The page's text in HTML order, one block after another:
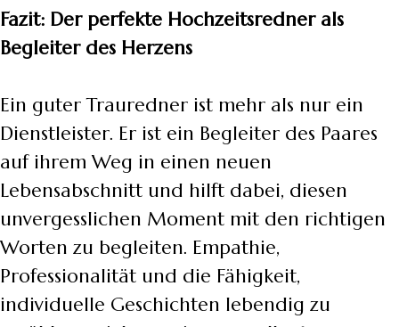
Fazit: Der perfekte Hochzeitsredner als
Begleiter des Herzens
Ein guter Trauredner ist mehr als nur ein
Dienstleister. Er ist ein Begleiter des Paares
auf ihrem Weg in einen neuen
Lebensabschnitt und hilft dabei, diesen
unvergesslichen Moment mit den richtigen
Worten zu begleiten. Empathie,
Professionalität und die Fähigkeit,
individuelle Geschichten lebendig zu